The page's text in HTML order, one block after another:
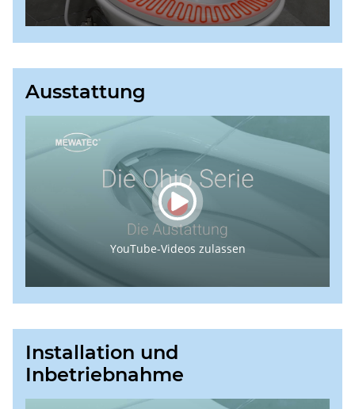
Ausstattung
YouTube-Videos zulassen
Installation und
Inbetriebnahme